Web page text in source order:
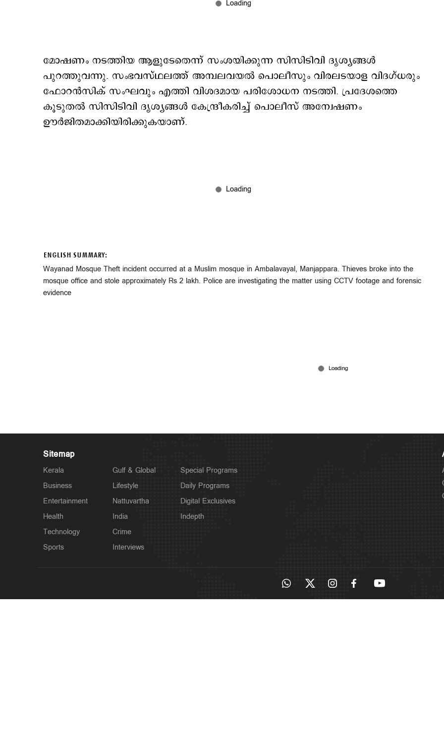
മോഷണം നടത്തിയ ആളുടേതെന്ന് സംശയിക്കുന്ന സിസിടിവി ദൃശ്യങ്ങൾ
പുറത്തുവന്നു. സംഭവസ്ഥലത്ത് അമ്പലവയൽ പൊലീസും വിരലടയാള വിദഗ്ധരും
ഫോറൻസിക് സംഘവും എത്തി വിശദമായ പരിശോധന നടത്തി. പ്രദേശത്തെ
കൂടുതൽ സിസിടിവി ദൃശ്യങ്ങൾ കേന്ദ്രീകരിച്ച് പൊലീസ് അന്വേഷണം
ഊർജിതമാക്കിയിരിക്കുകയാണ്.
ENGLISH SUMMARY:
Wayanad Mosque Theft incident occurred at a Muslim mosque in Ambalavayal, Manjappara. Thieves broke into the
mosque office and stole approximately Rs 2 lakh. Police are investigating the matter using CCTV footage and forensic
evidence
Sitemap
Kerala
Business
Entertainment
Health
Technology
Sports
Gulf & Global
Lifestyle
Nattuvartha
India
Crime
Interviews
Special Programs
Daily Programs
Digital Exclusives
Indepth